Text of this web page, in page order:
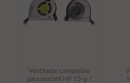
Ventilador compatible
para portatil HP 15-p /